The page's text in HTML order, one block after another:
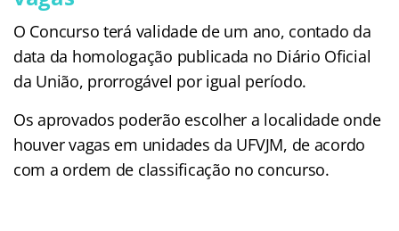
O Concurso terá validade de um ano, contado da
data da homologação publicada no Diário Oficial
da União, prorrogável por igual período.
Os aprovados poderão escolher a localidade onde
houver vagas em unidades da UFVJM, de acordo
com a ordem de classificação no concurso.